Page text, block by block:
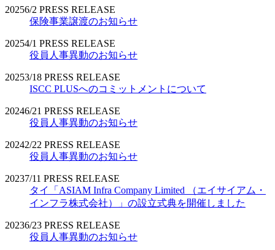
20256/2 PRESS RELEASE
保険事業譲渡のお知らせ
20254/1 PRESS RELEASE
役員人事異動のお知らせ
20253/18 PRESS RELEASE
ISCC PLUSへのコミットメントについて
20246/21 PRESS RELEASE
役員人事異動のお知らせ
20242/22 PRESS RELEASE
役員人事異動のお知らせ
20237/11 PRESS RELEASE
タイ「ASIAM Infra Company Limited （エイサイアム・
インフラ株式会社）」の設立式典を開催しました
20236/23 PRESS RELEASE
役員人事異動のお知らせ